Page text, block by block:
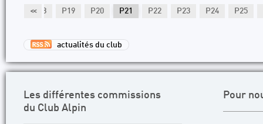
<<P18 P19 P20 P21 P22 P23 P24 P25
actualités du club
Les différentes commissions
du Club Alpin
Pour